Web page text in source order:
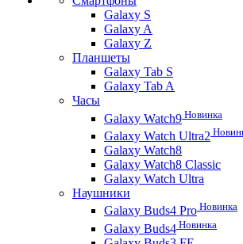
Galaxy S
Galaxy A
Galaxy Z
Планшеты
Galaxy Tab S
Galaxy Tab A
Часы
Galaxy Watch9 Новинка
Galaxy Watch Ultra2
Galaxy Watch8
Galaxy Watch8 Classic
Galaxy Watch Ultra
Наушники
Galaxy Buds4 Pro Новинка
Galaxy Buds4 Новинка